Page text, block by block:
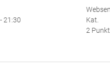
21:30
Kat.
2